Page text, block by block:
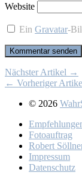
Website
EinGravatar-
Nächster Artikel →
← Vorheriger
© 2026
Fo­to­auf­trag
Ro­bert
Im­pres­sum
Da­ten­schutz